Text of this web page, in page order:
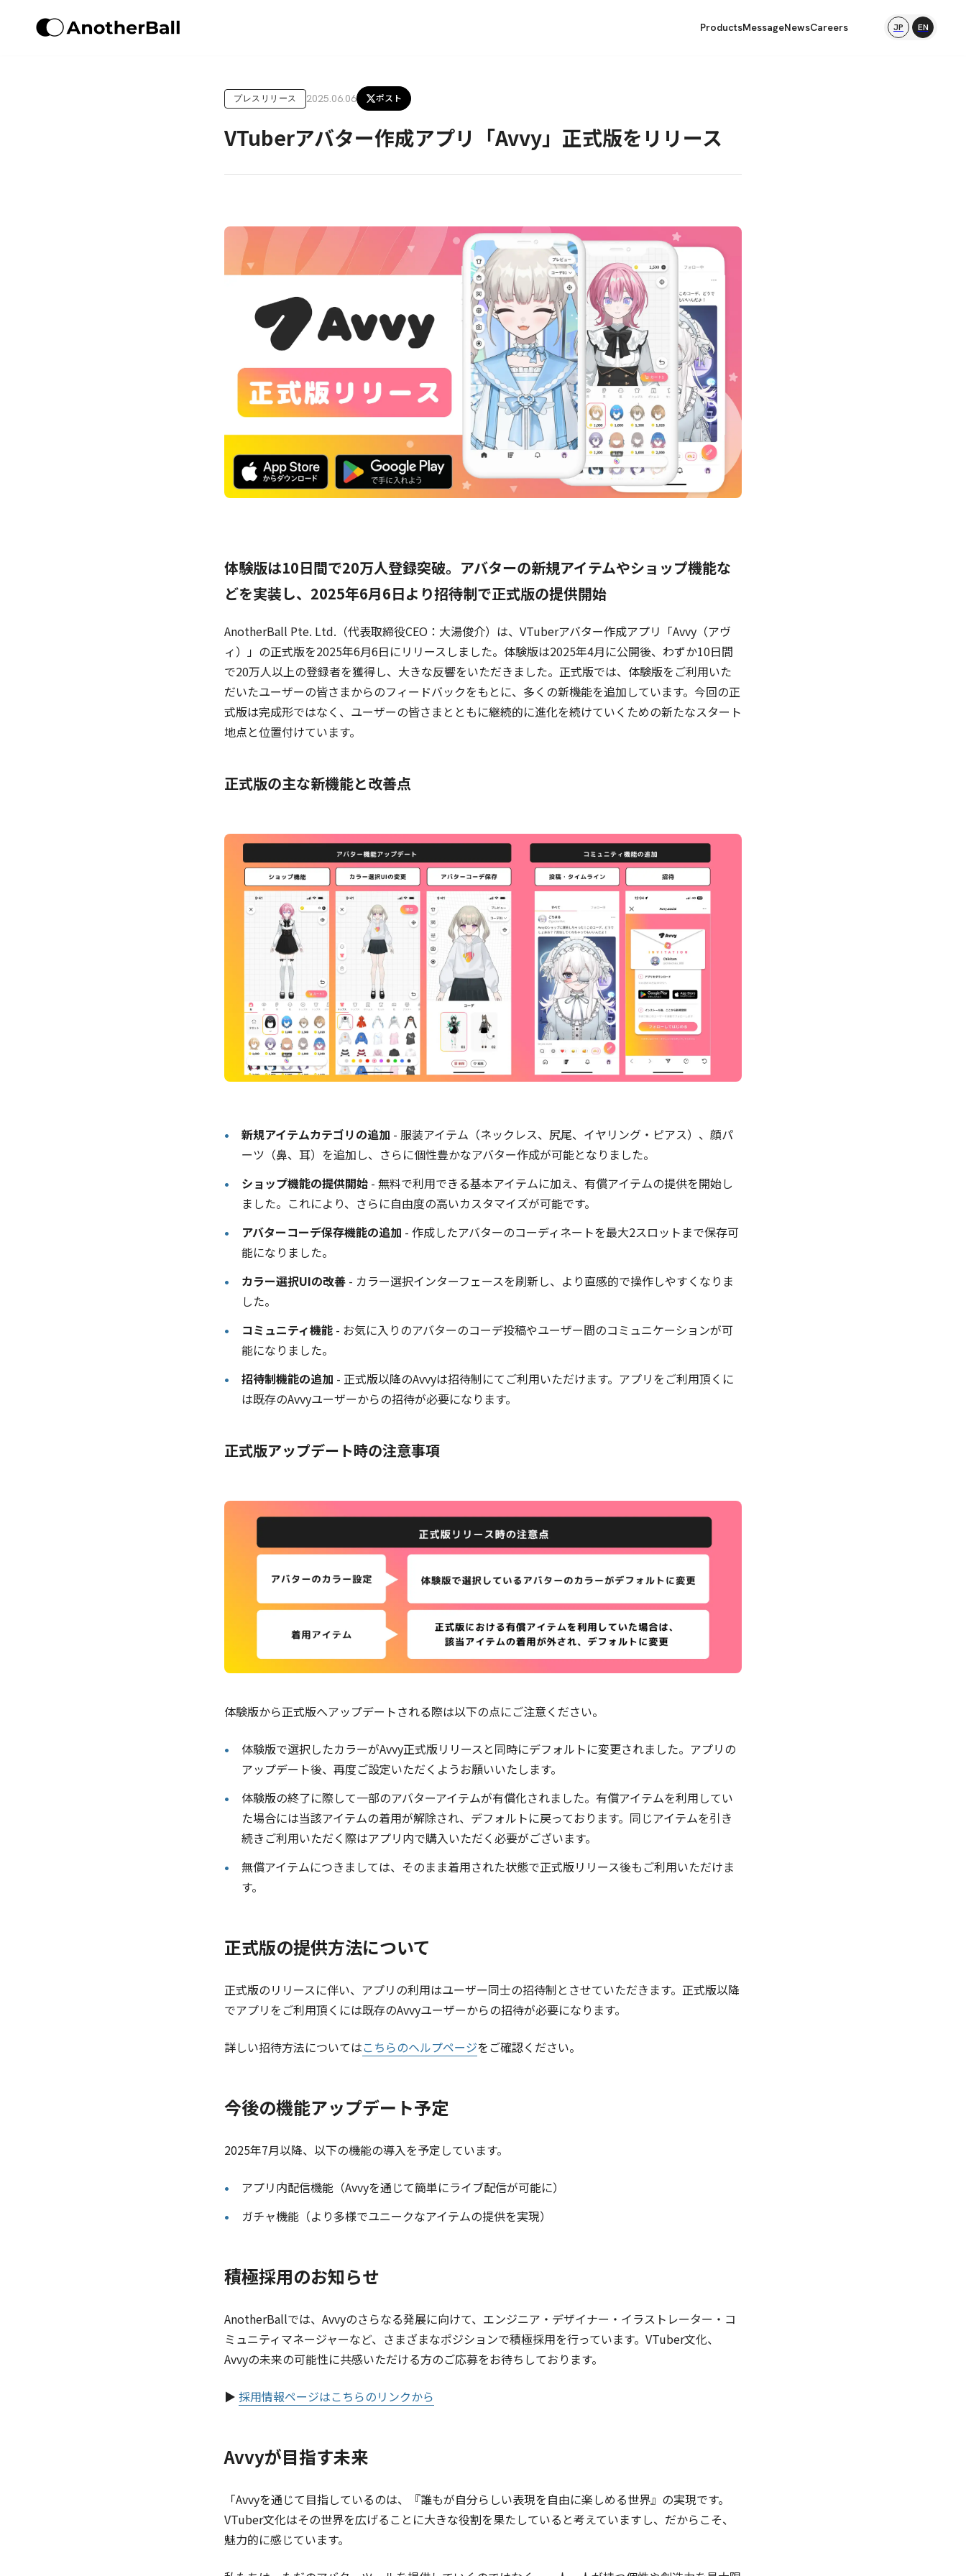
ProductsMessageNewsCareers JP EN
プレスリリース 2025.06.06 ポスト
VTuberアバター作成アプリ「Avvy」正式版をリリース
体験版は10日間で20万人登録突破。アバターの新規アイテムやショップ機能な
どを実装し、2025年6月6日より招待制で正式版の提供開始
AnotherBall Pte. Ltd.（代表取締役CEO：大湯俊介）は、VTuberアバター作成アプリ「Avvy（アヴ
ィ）」の正式版を2025年6月6日にリリースしました。体験版は2025年4月に公開後、わずか10日間
で20万人以上の登録者を獲得し、大きな反響をいただきました。正式版では、体験版をご利用いた
だいたユーザーの皆さまからのフィードバックをもとに、多くの新機能を追加しています。今回の正
式版は完成形ではなく、ユーザーの皆さまとともに継続的に進化を続けていくための新たなスタート
地点と位置付けています。
正式版の主な新機能と改善点
新規アイテムカテゴリの追加 - 服装アイテム（ネックレス、尻尾、イヤリング・ピアス）、顔パ
ーツ（鼻、耳）を追加し、さらに個性豊かなアバター作成が可能となりました。
ショップ機能の提供開始 - 無料で利用できる基本アイテムに加え、有償アイテムの提供を開始し
ました。これにより、さらに自由度の高いカスタマイズが可能です。
アバターコーデ保存機能の追加 - 作成したアバターのコーディネートを最大2スロットまで保存可
能になりました。
カラー選択UIの改善 - カラー選択インターフェースを刷新し、より直感的で操作しやすくなりま
した。
コミュニティ機能 - お気に入りのアバターのコーデ投稿やユーザー間のコミュニケーションが可
能になりました。
招待制機能の追加 - 正式版以降のAvvyは招待制にてご利用いただけます。アプリをご利用頂くに
は既存のAvvyユーザーからの招待が必要になります。
正式版アップデート時の注意事項
体験版から正式版へアップデートされる際は以下の点にご注意ください。
体験版で選択したカラーがAvvy正式版リリースと同時にデフォルトに変更されました。アプリの
アップデート後、再度ご設定いただくようお願いいたします。
体験版の終了に際して一部のアバターアイテムが有償化されました。有償アイテムを利用してい
た場合には当該アイテムの着用が解除され、デフォルトに戻っております。同じアイテムを引き
続きご利用いただく際はアプリ内で購入いただく必要がございます。
無償アイテムにつきましては、そのまま着用された状態で正式版リリース後もご利用いただけま
す。
正式版の提供方法について
正式版のリリースに伴い、アプリの利用はユーザー同士の招待制とさせていただきます。正式版以降
でアプリをご利用頂くには既存のAvvyユーザーからの招待が必要になります。
詳しい招待方法についてはこちらのヘルプページをご確認ください。
今後の機能アップデート予定
2025年7月以降、以下の機能の導入を予定しています。
アプリ内配信機能（Avvyを通じて簡単にライブ配信が可能に）
ガチャ機能（より多様でユニークなアイテムの提供を実現）
積極採用のお知らせ
AnotherBallでは、Avvyのさらなる発展に向けて、エンジニア・デザイナー・イラストレーター・コ
ミュニティマネージャーなど、さまざまなポジションで積極採用を行っています。VTuber文化、
Avvyの未来の可能性に共感いただける方のご応募をお待ちしております。
▶ 採用情報ページはこちらのリンクから
Avvyが目指す未来
「Avvyを通じて目指しているのは、『誰もが自分らしい表現を自由に楽しめる世界』の実現です。
VTuber文化はその世界を広げることに大きな役割を果たしていると考えていますし、だからこそ、
魅力的に感じています。